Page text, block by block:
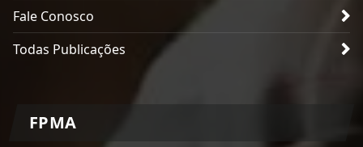
Fale Conosco
Todas Publicações
FPMA